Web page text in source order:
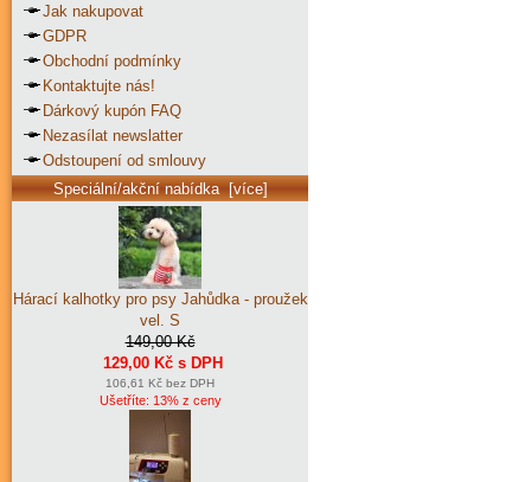
Jak nakupovat
GDPR
Obchodní podmínky
Kontaktujte nás!
Dárkový kupón FAQ
Nezasílat newslatter
Odstoupení od smlouvy
Speciální/akční nabídka [více]
Hárací kalhotky pro psy Jahůdka - proužek
vel. S
149,00 Kč
129,00 Kč s DPH
106,61 Kč bez DPH
Ušetříte: 13% z ceny